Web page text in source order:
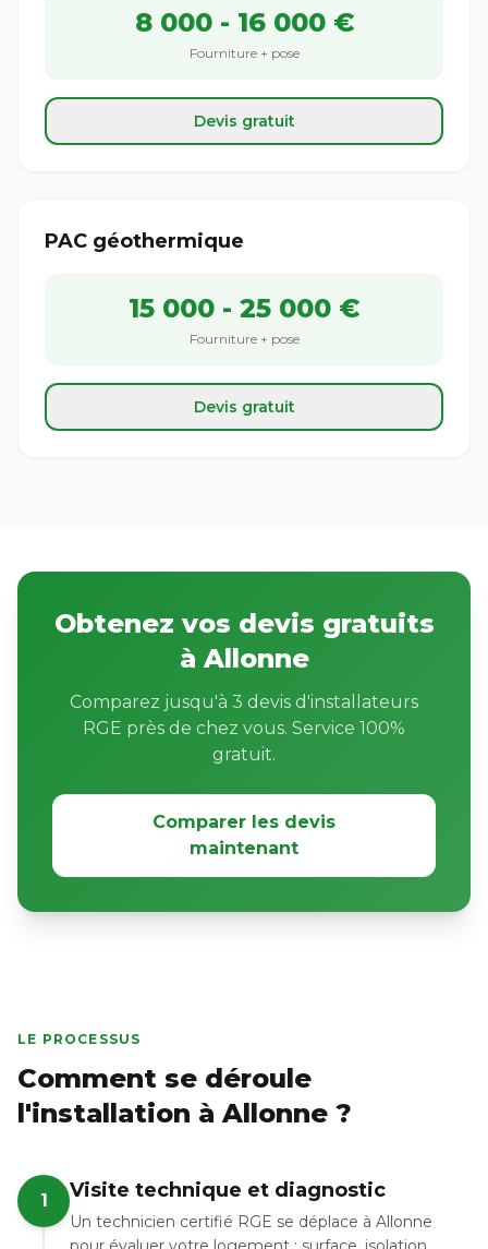
8 000 - 16 000 €
Fourniture + pose
Devis gratuit
PAC géothermique
15 000 - 25 000 €
Fourniture + pose
Devis gratuit
Obtenez vos devis gratuits
à Allonne
Comparez jusqu'à 3 devis d'installateurs
RGE près de chez vous. Service 100%
gratuit.
Comparer les devis
maintenant
LE PROCESSUS
Comment se déroule
l'installation à Allonne ?
1 Visite technique et diagnostic
Un technicien certifié RGE se déplace à Allonne